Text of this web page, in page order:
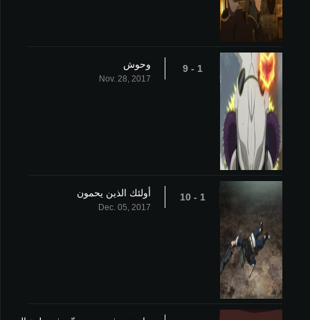
1 - 9 وحوش
Nov. 28, 2017
1 - 10 أولئك الذين يحمون
Dec. 05, 2017